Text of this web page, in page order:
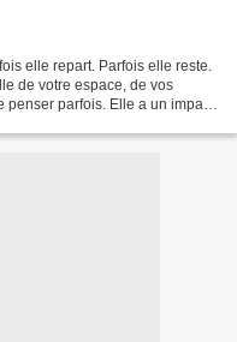
elle repart. Parfois elle reste.
de votre espace, de vos
parfois. Elle a un impact